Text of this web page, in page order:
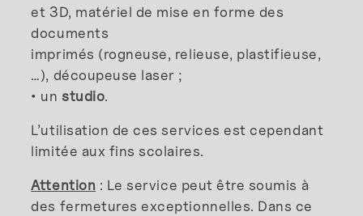
et 3D, matériel de mise en forme des
documents
imprimés (rogneuse, relieuse, plastifieuse,
…), découpeuse laser ;
• unstudio.
L’utilisation de ces services est cependant
limitée aux fins scolaires.
Attention : Le service peut être soumis à
des fermetures exceptionnelles. Dans ce